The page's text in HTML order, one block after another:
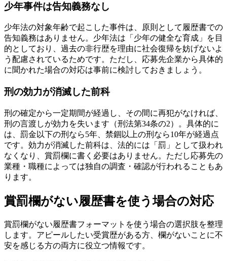
少年事件は告知義務なし
少年法の対象年齢で起こした事件は、原則として履歴書での
告知義務はありません。少年法は「少年の健全な育成」を目
的としており、過去の非行歴を理由に社会復帰を妨げないよ
う配慮されているためです。ただし、応募先企業から具体的
に聞かれた場合の対応は事前に検討しておきましょう。
刑の効力が消滅した前科
刑の確定から一定期間が経過し、その間に再犯がなければ、
刑の言渡しが効力を失います（刑法第34条の2）。具体的に
は、罰金以下の刑なら5年、禁錮以上の刑なら10年が経過点
です。効力が消滅した前科は、法的には「罰」として扱われ
なくなり、賞罰欄に書く必要はありません。ただし応募先の
業種・職種によっては独自の調査・確認が行われることもあ
ります。
賞罰欄がない履歴書を使う場合の対応
賞罰欄がない履歴書フォーマットを使う場合の選択肢を整理
します。アピールしたい受賞歴がある方、欄がないことに不
安を感じる方の両方に役立つ情報です。